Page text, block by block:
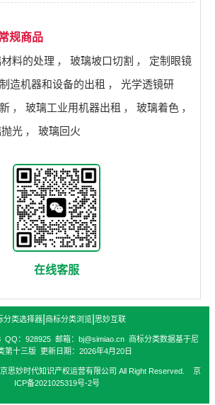
规商品
料的处理 ， 玻璃坡口切割 ，
定制眼镜
造机器和设备的出租 ，
光学透镜研
， 玻璃工业用机器出租 ， 玻璃着色 ，
光 ， 玻璃回火
在线客服
分类选择器| 商标分类浏览| 思妙互联
QQ：928925 邮箱：bj@simiao.cn 商标分类数据基于尼
第十三版 更新日期：2026年4月20日
思妙时代知识产权运营有限公司 All Right Reserved. 京
ICP备2021025319号-2号